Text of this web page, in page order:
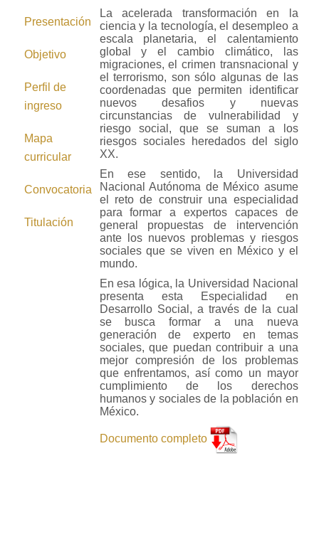
Presentación
Objetivo
Perfil de
ingreso
Mapa
curricular
Convocatoria
Titulación
La acelerada transformación en la
ciencia y la tecnología, el desempleo a
escala planetaria, el calentamiento
global y el cambio climático, las
migraciones, el crimen transnacional y
el terrorismo, son sólo algunas de las
coordenadas que permiten identificar
nuevos desafios y nuevas
circunstancias de vulnerabilidad y
riesgo social, que se suman a los
riesgos sociales heredados del siglo
XX.
En ese sentido, la Universidad
Nacional Autónoma de México asume
el reto de construir una especialidad
para formar a expertos capaces de
general propuestas de intervención
ante los nuevos problemas y riesgos
sociales que se viven en México y el
mundo.
En esa lógica, la Universidad Nacional
presenta esta Especialidad en
Desarrollo Social, a través de la cual
se busca formar a una nueva
generación de experto en temas
sociales, que puedan contribuir a una
mejor compresión de los problemas
que enfrentamos, así como un mayor
cumplimiento de los derechos
humanos y sociales de la población en
México.
Documento completo